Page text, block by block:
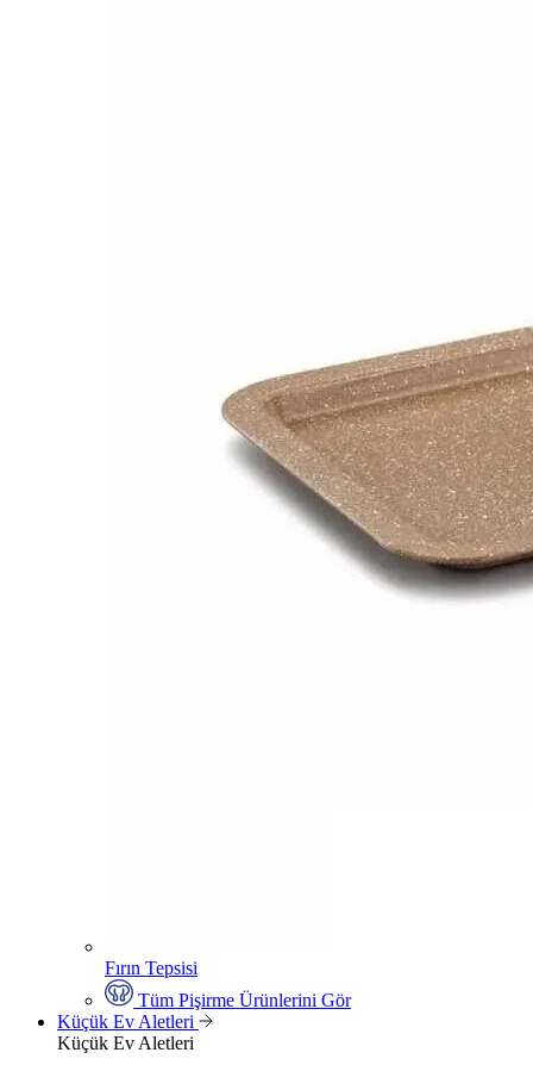
Fırın Tepsisi
Tüm Pişirme Ürünlerini Gör
Küçük Ev Aletleri
Küçük Ev Aletleri